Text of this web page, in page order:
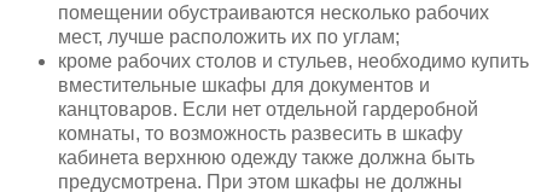
помещении обустраиваются несколько рабочих
мест, лучше расположить их по углам;
кроме рабочих столов и стульев, необходимо купить
вместительные шкафы для документов и
канцтоваров. Если нет отдельной гардеробной
комнаты, то возможность развесить в шкафу
кабинета верхнюю одежду также должна быть
предусмотрена. При этом шкафы не должны